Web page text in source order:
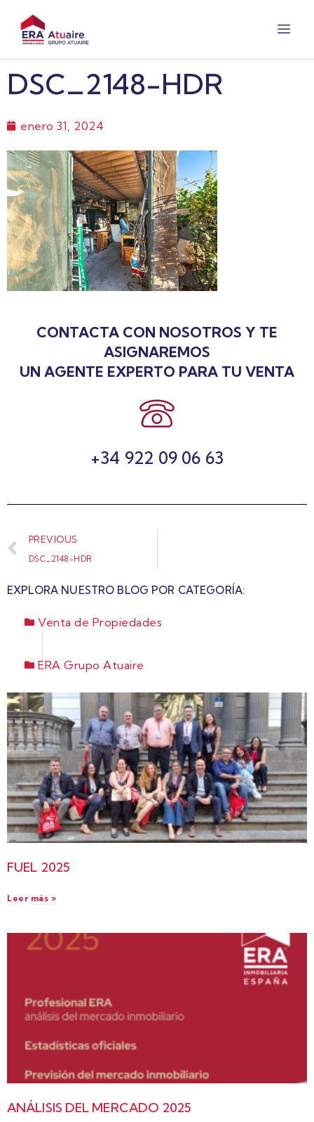
DSC_2148-HDR
enero 31, 2024
CONTACTA CON NOSOTROS Y TE
ASIGNAREMOS
UN AGENTE EXPERTO PARA TU VENTA
+34 922 09 06 63
PREVIOUS
DSC_2148-HDR
EXPLORA NUESTRO BLOG POR CATEGORÍA:
Venta de Propiedades
ERA Grupo Atuaire
FUEL 2025
Leer más »
ANÁLISIS DEL MERCADO 2025